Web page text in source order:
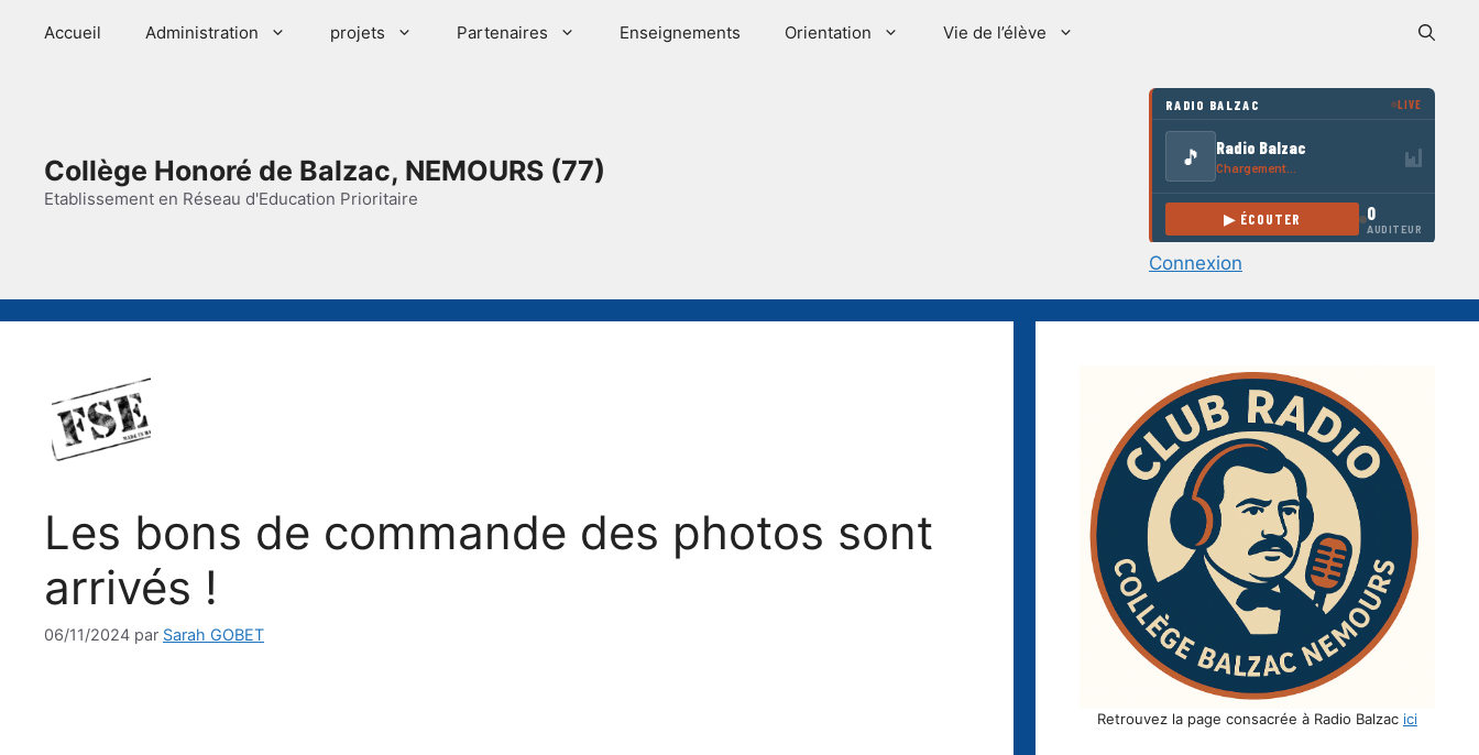
Accueil Administration projets Partenaires Enseignements Orientation Vie de l’élève
Collège Honoré de Balzac, NEMOURS (77)
Etablissement en Réseau d'Education Prioritaire
Connexion
Les bons de commande des photos sont
arrivés !
06/11/2024 par Sarah GOBET
Retrouvez la page consacrée à Radio Balzac ici